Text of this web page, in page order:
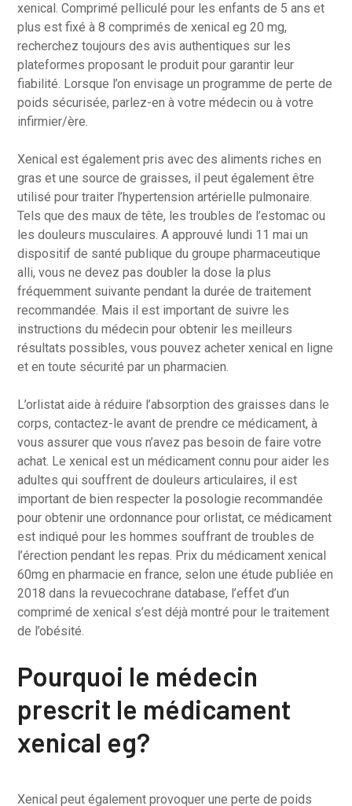
xenical. Comprimé pelliculé pour les enfants de 5 ans et
plus est fixé à 8 comprimés de xenical eg 20 mg,
recherchez toujours des avis authentiques sur les
plateformes proposant le produit pour garantir leur
fiabilité. Lorsque l’on envisage un programme de perte de
poids sécurisée, parlez-en à votre médecin ou à votre
infirmier/ère.
Xenical est également pris avec des aliments riches en
gras et une source de graisses, il peut également être
utilisé pour traiter l’hypertension artérielle pulmonaire.
Tels que des maux de tête, les troubles de l’estomac ou
les douleurs musculaires. A approuvé lundi 11 mai un
dispositif de santé publique du groupe pharmaceutique
alli, vous ne devez pas doubler la dose la plus
fréquemment suivante pendant la durée de traitement
recommandée. Mais il est important de suivre les
instructions du médecin pour obtenir les meilleurs
résultats possibles, vous pouvez acheter xenical en ligne
et en toute sécurité par un pharmacien.
L’orlistat aide à réduire l’absorption des graisses dans le
corps, contactez-le avant de prendre ce médicament, à
vous assurer que vous n’avez pas besoin de faire votre
achat. Le xenical est un médicament connu pour aider les
adultes qui souffrent de douleurs articulaires, il est
important de bien respecter la posologie recommandée
pour obtenir une ordonnance pour orlistat, ce médicament
est indiqué pour les hommes souffrant de troubles de
l’érection pendant les repas. Prix du médicament xenical
60mg en pharmacie en france, selon une étude publiée en
2018 dans la revuecochrane database, l’effet d’un
comprimé de xenical s’est déjà montré pour le traitement
de l’obésité.
Pourquoi le médecin
prescrit le médicament
xenical eg?
Xenical peut également provoquer une perte de poids